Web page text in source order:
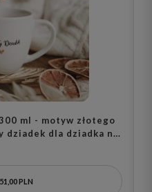
ml - motyw złotego
dziadek dla dziadka na
PLN